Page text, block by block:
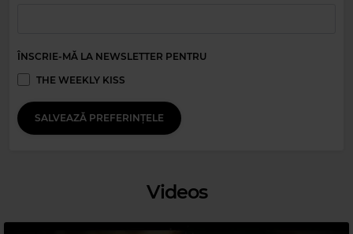
ÎNSCRIE-MĂ LA NEWSLETTER PENTRU
THE WEEKLY KISS
SALVEAZĂ PREFERINȚELE
Videos